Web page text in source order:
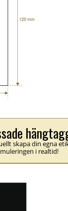
skapa din egna
i realtid!